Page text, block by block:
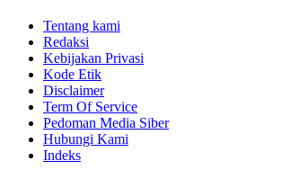
Tentang kami
Redaksi
Kebijakan Privasi
Kode Etik
Disclaimer
Term Of Service
Pedoman Media Siber
Hubungi Kami
Indeks